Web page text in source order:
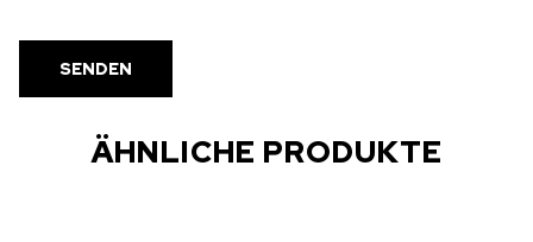
ÄHNLICHE PRODUKTE